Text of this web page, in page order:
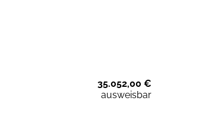
35.052,00 €
ausweisbar